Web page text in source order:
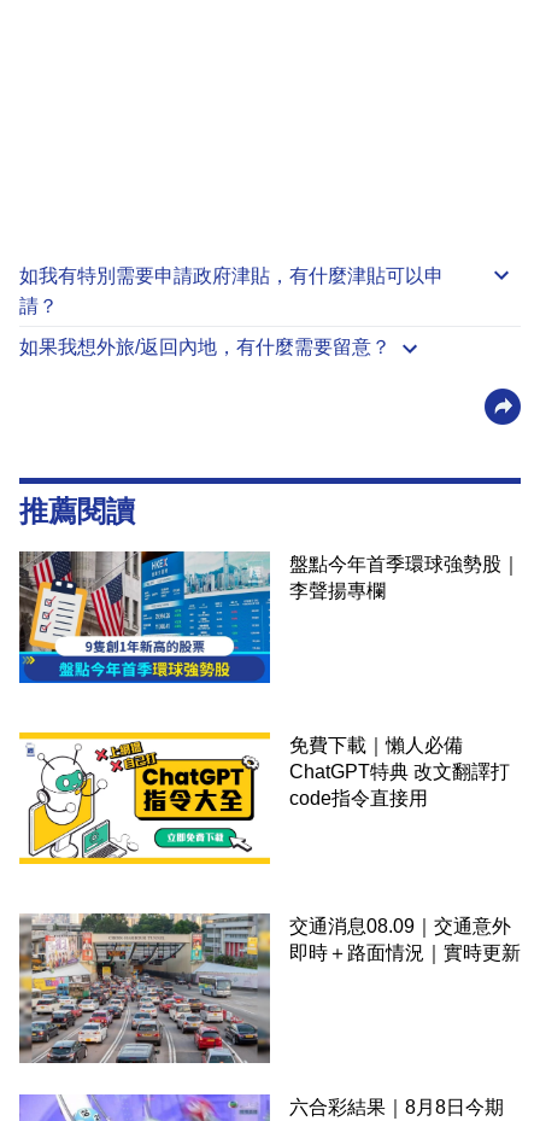
如我有特別需要申請政府津貼 ，有什麼津貼可以申
請？
如果我想外旅/返回內地，有什麼需要留意？
推薦閱讀
盤點今年首季環球強勢股｜
李聲揚專欄
免費下載｜懶人必備
ChatGPT特典 改文翻譯打
code指令直接用
交通消息08.09｜交通意外
即時＋路面情況｜實時更新
六合彩結果｜8月8日今期